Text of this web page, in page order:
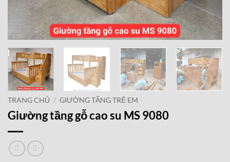
TRANG CHỦ / GIƯỜNG TẦNG TRẺ EM
Giường tầng gỗ cao su MS 9080